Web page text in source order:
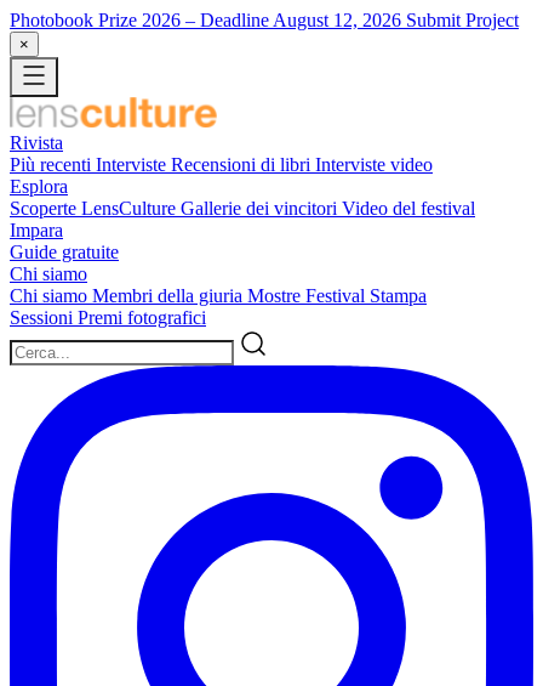
Photobook Prize 2026 – Deadline August 12, 2026 Submit Project
×
Rivista
Più recenti Interviste Recensioni di libri Interviste video
Esplora
Scoperte LensCulture Gallerie dei vincitori Video del festival
Impara
Guide gratuite
Chi siamo
Chi siamo Membri della giuria Mostre Festival Stampa
Sessioni Premi fotografici